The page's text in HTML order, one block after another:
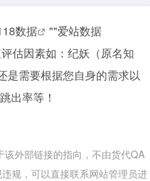
数据 ""爱站数据
估因素如：纪妖（原名知
是需要根据您自身的需求以
出率等！
外部链接的指向，不由货代QA
规，可以直接联系网站管理员进